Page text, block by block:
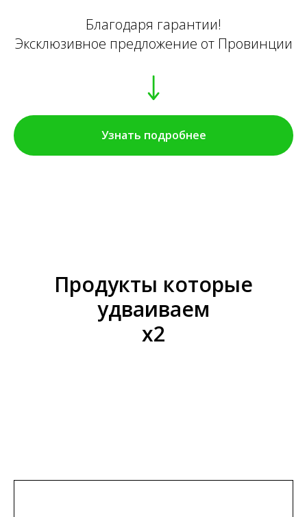
Благодаря гарантии!
Эксклюзивное предложение от Провинции
Узнать подробнее
Продукты которые
удваиваем
х2